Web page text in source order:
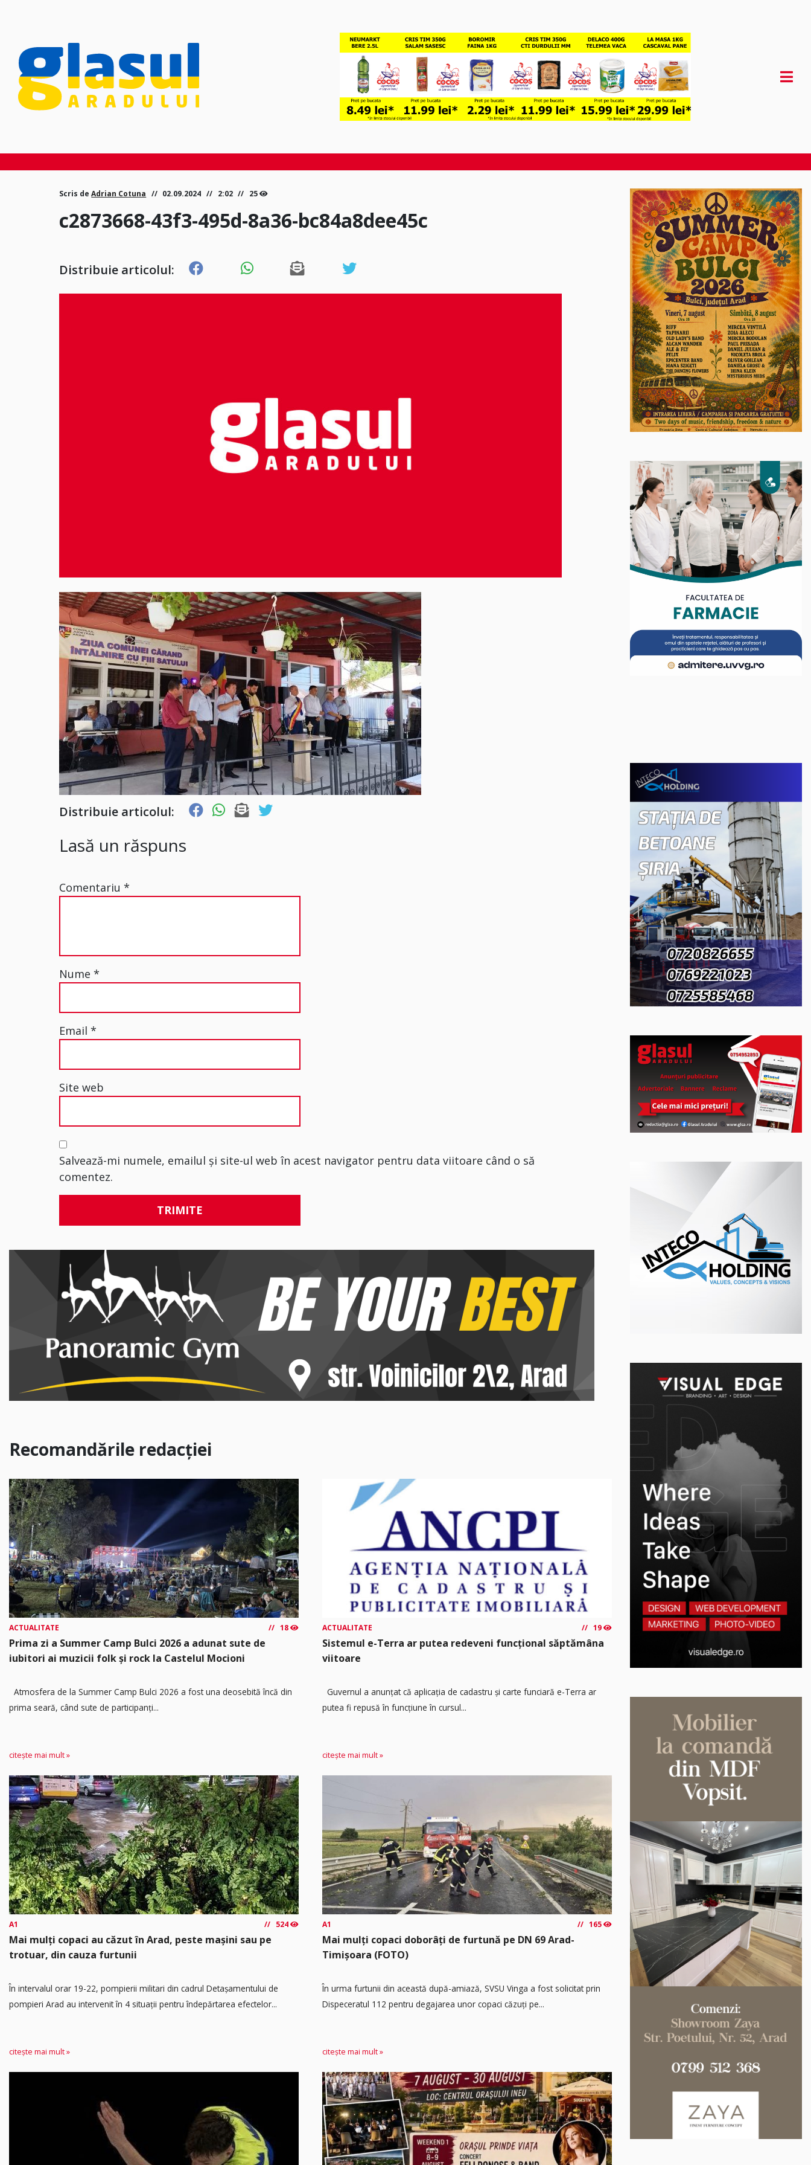
Scris deAdrian Cotuna 02.09.2024 2:02 25
c2873668-43f3-495d-8a36-bc84a8dee45c
Distribuie articolul:
Distribuie articolul:
Lasă un răspuns
Comentariu*
Nume*
Email*
Site web
Salvează-mi numele, emailul și site-ul web în acest navigator pentru data viitoare când o să
comentez.
Recomandările redacției
ACTUALITATE 18
Prima zi a Summer Camp Bulci 2026 a adunat sute de
iubitori ai muzicii folk și rock la Castelul Mocioni
Atmosfera de la Summer Camp Bulci 2026 a fost una deosebită încă din
prima seară, când sute de participanți...
citește mai mult »
ACTUALITATE 19
Sistemul e-Terra ar putea redeveni funcțional săptămâna
viitoare
Guvernul a anunțat că aplicația de cadastru și carte funciară e-Terra ar
putea fi repusă în funcțiune în cursul...
citește mai mult »
A1 524
Mai mulți copaci au căzut în Arad, peste mașini sau pe
trotuar, din cauza furtunii
În intervalul orar 19-22, pompierii militari din cadrul Detașamentului de
pompieri Arad au intervenit în 4 situații pentru îndepărtarea efectelor...
citește mai mult »
A1 165
Mai mulți copaci doborâți de furtună pe DN 69 Arad-
Timișoara (FOTO)
În urma furtunii din această după-amiază, SVSU Vinga a fost solicitat prin
Dispeceratul 112 pentru degajarea unor copaci căzuți pe...
citește mai mult »